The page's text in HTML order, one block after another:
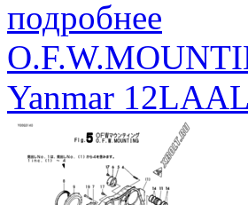
подробнее
Yanmar